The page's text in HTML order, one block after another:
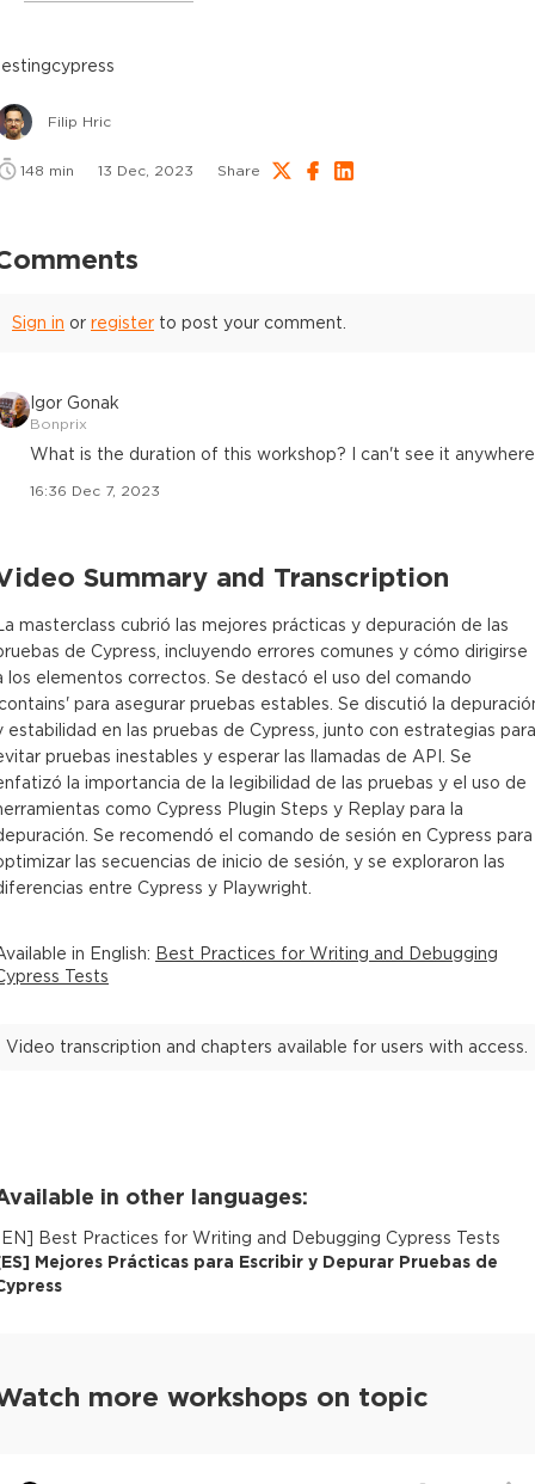
cypress
Filip Hric
148 min 13 Dec, 2023 Share
Sign in or register to post your comment.
Igor Gonak
Bonprix
What is the duration of this workshop? I can't see it
16:36 Dec 7, 2023
Summary and Transcription
masterclass cubrió las mejores prácticas y depuración de las
de Cypress, incluyendo errores comunes y cómo dirigirse
los elementos correctos. Se destacó el uso del comando
para asegurar pruebas estables. Se discutió la
estabilidad en las pruebas de Cypress, junto con estrategias para
pruebas inestables y esperar las llamadas de API. Se
la importancia de la legibilidad de las pruebas y el uso de
como Cypress Plugin Steps y Replay para la
Se recomendó el comando de sesión en Cypress para
las secuencias de inicio de sesión, y se exploraron las
entre Cypress y Playwright.
in English: Best Practices for Writing and Debugging
Tests
Video transcription and chapters available for users with access.
in other languages:
EN] Best Practices for Writing and Debugging Cypress Tests
ES] Mejores Prácticas para Escribir y Depurar Pruebas de
more workshops on topic